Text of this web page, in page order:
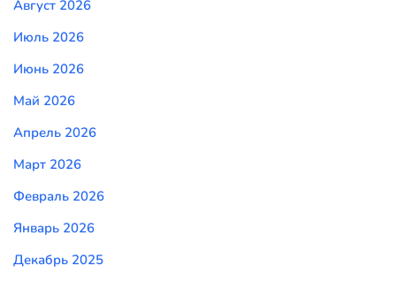
Август 2026
Июль 2026
Июнь 2026
Май 2026
Апрель 2026
Март 2026
Февраль 2026
Январь 2026
Декабрь 2025